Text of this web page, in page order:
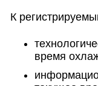
К
время